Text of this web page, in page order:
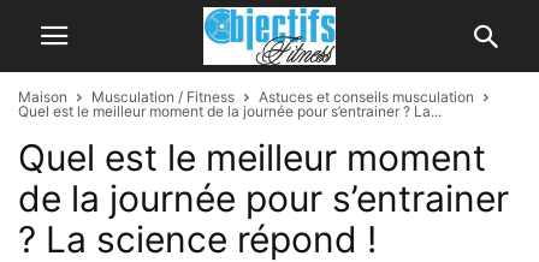
Maison Musculation / Fitness
Astuces et conseils musculation
Quel est le meilleur moment de la journée pour s’entrainer ? La...
Quel est le meilleur moment
de la journée pour s’entrainer
? La science répond !